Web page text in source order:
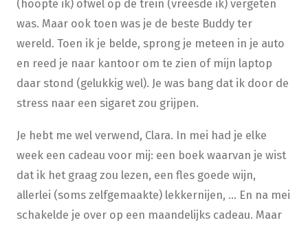
(hoopte ik) ofwel op de trein (vreesde ik) vergeten
was. Maar ook toen was je de beste Buddy ter
wereld. Toen ik je belde, sprong je meteen in je auto
en reed je naar kantoor om te zien of mijn laptop
daar stond (gelukkig wel). Je was bang dat ik door de
stress naar een sigaret zou grijpen.
Je hebt me wel verwend, Clara. In mei had je elke
week een cadeau voor mij: een boek waarvan je wist
dat ik het graag zou lezen, een fles goede wijn,
allerlei (soms zelfgemaakte) lekkernijen, … En na mei
schakelde je over op een maandelijks cadeau. Maar